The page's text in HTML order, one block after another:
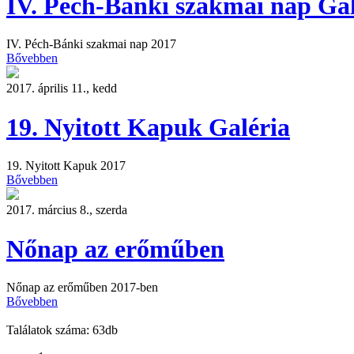
IV. Péch-Bánki szakmai nap 2017
Bővebben
2017. április 11., kedd
19. Nyitott Kapuk Galéria
19. Nyitott Kapuk 2017
Bővebben
2017. március 8., szerda
Nőnap az erőműben
Nőnap az erőműben 2017-ben
Bővebben
Találatok száma: 63db